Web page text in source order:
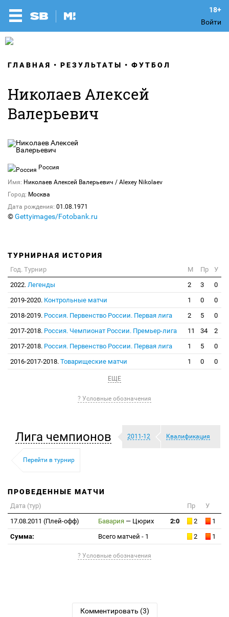
Войти
ГЛАВНАЯ РЕЗУЛЬТАТЫ ФУТБОЛ
Николаев Алексей
Валерьевич
Россия
Имя: Николаев Алексей Валерьевич / Alexey Nikolaev
Город: Москва
Дата рождения: 01.08.1971
©Gettyimages/Fotobank.ru
ТУРНИРНАЯ ИСТОРИЯ
Год. Турнир М Пр
У
2022. Легенды 2 3
0
2019-2020. Контрольные матчи 1 0
0
2018-2019. Россия. Первенство России. Первая лига 2 5
0
2017-2018. Россия. Чемпионат России. Премьер-лига 11 34
2
2017-2018. Россия. Первенство России. Первая лига 1 5
0
2016-2017-2018. Товарищеские матчи 1 0 0
ЕЩЕ
? Условные обозначения
Лига чемпионов 2011-12 Квалификация
Перейти в турнир
ПРОВЕДЕННЫЕ МАТЧИ
Дата (тур) Пр
У
17.08.2011 (Плей-офф)
Бавария — Цюрих 2:0 2
1
Сумма:
Всего матчей - 1 2 1
? Условные обозначения
Комментировать (3)